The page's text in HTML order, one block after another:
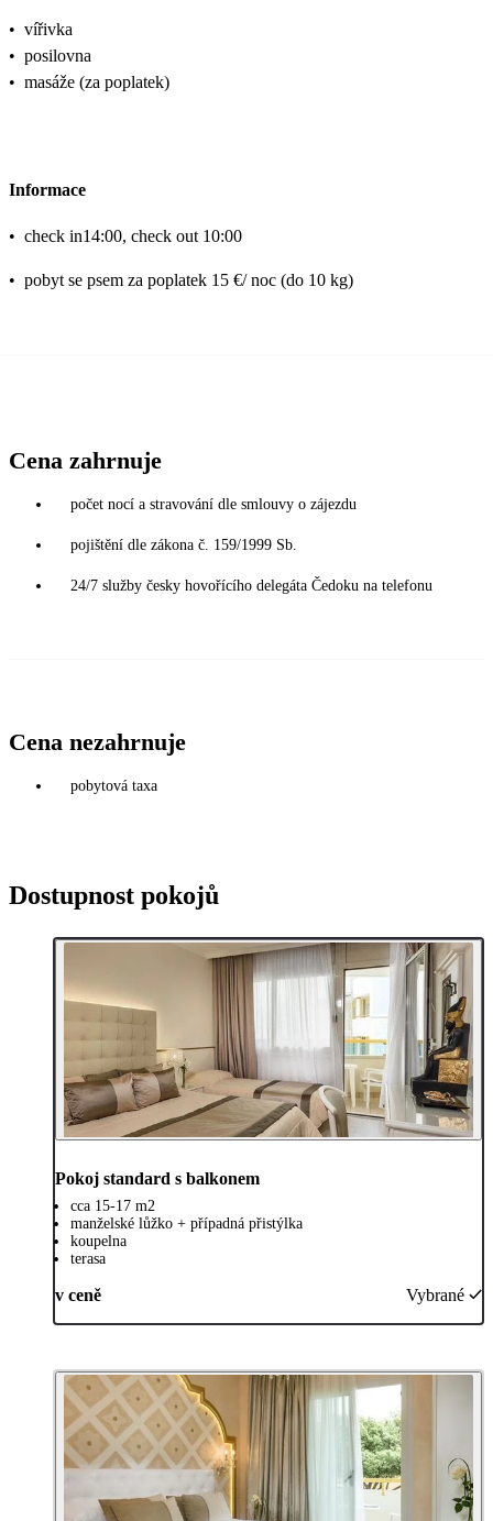
• vířivka
• posilovna
• masáže (za poplatek)
Informace
• check in14:00, check out 10:00
• pobyt se psem za poplatek 15 €/ noc (do 10 kg)
Cena zahrnuje
počet nocí a stravování dle smlouvy o zájezdu
pojištění dle zákona č. 159/1999 Sb.
24/7 služby česky hovořícího delegáta Čedoku na telefonu
Cena nezahrnuje
pobytová taxa
Dostupnost pokojů
Pokoj standard s balkonem
cca 15-17 m2
manželské lůžko + případná přistýlka
koupelna
terasa
v ceně Vybrané